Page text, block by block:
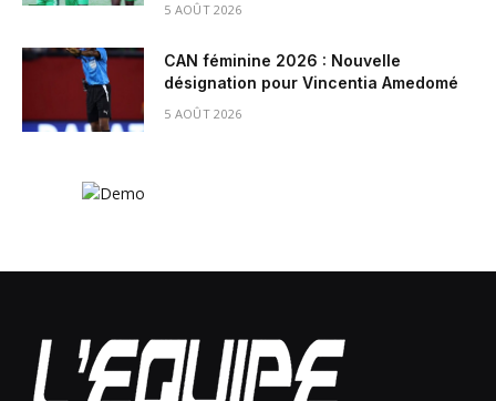
5 AOÛT 2026
CAN féminine 2026 : Nouvelle
désignation pour Vincentia Amedomé
5 AOÛT 2026